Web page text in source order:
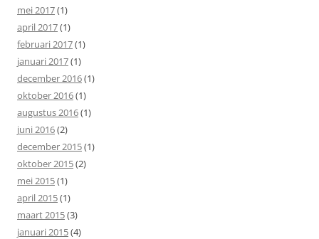
mei 2017(1)
april 2017(1)
februari 2017(1)
januari 2017(1)
december 2016(1)
oktober 2016(1)
augustus 2016(1)
juni 2016(2)
december 2015(1)
oktober 2015(2)
mei 2015(1)
april 2015(1)
maart 2015(3)
januari 2015(4)